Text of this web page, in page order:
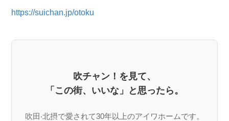
https://suichan.jp/otoku
吹チャン！を見て、
「この街、いいな」と思ったら。
吹⽥‧北摂で愛されて30年以上のアイワホームです。